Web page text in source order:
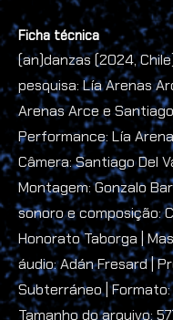
Ficha técnica
(an)danzas (2024,
pesquisa: Lía Arenas
Arenas Arce e Santiago
Performance: Lía
Câmera: Santiago Del
Montagem: Gonzalo
sonoro e composição:
Honorato Taborga |
áudio: Adán Fresard |
Subterráneo | Formato:
Tamanho do arquivo: